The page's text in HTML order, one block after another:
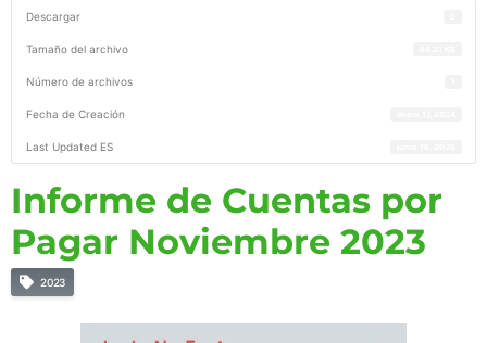
Descargar
Tamaño del archivo
Número de archivos
Fecha de Creación
Last Updated ES
Informe de Cuentas por
Pagar Noviembre 2023
2023